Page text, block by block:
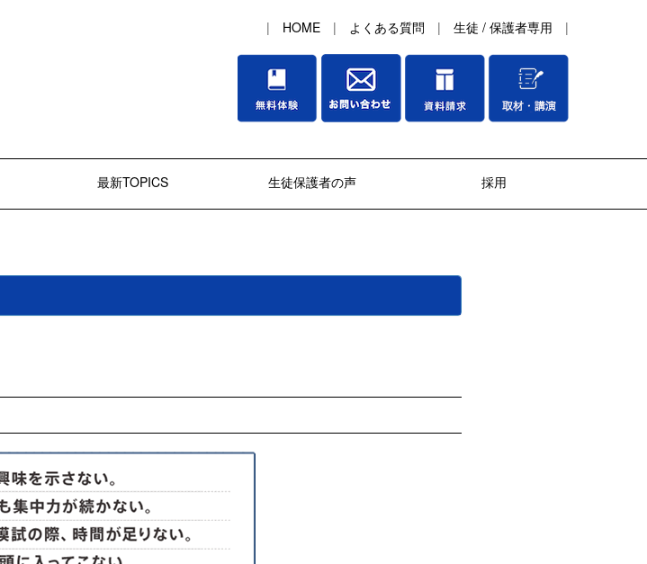
| HOME | よくある質問 | 生徒 / 保護者専用 |
最新TOPICS 生徒保護者の声 採用